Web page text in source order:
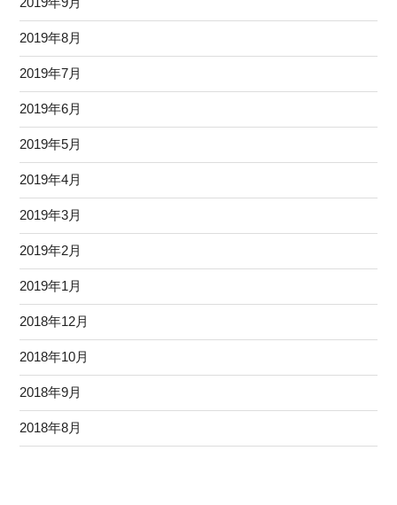
2019年8月
2019年7月
2019年6月
2019年5月
2019年4月
2019年3月
2019年2月
2019年1月
2018年12月
2018年10月
2018年9月
2018年8月